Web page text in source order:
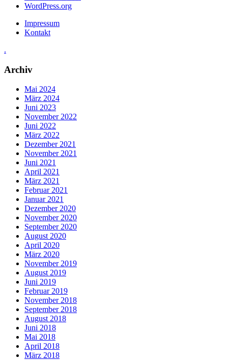
WordPress.org
Impressum
Kontakt
.
Archiv
Mai 2024
März 2024
Juni 2023
November 2022
Juni 2022
März 2022
Dezember 2021
November 2021
Juni 2021
April 2021
März 2021
Februar 2021
Januar 2021
Dezember 2020
November 2020
September 2020
August 2020
April 2020
März 2020
November 2019
August 2019
Juni 2019
Februar 2019
November 2018
September 2018
August 2018
Juni 2018
Mai 2018
April 2018
März 2018